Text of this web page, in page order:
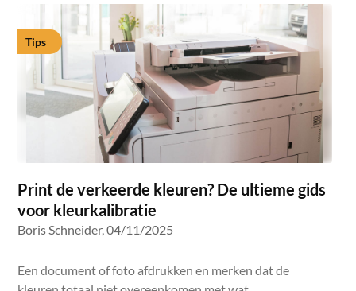
Tips
Print de verkeerde kleuren? De ultieme gids
voor kleurkalibratie
Boris Schneider,04/11/2025
Een document of foto afdrukken en merken dat de